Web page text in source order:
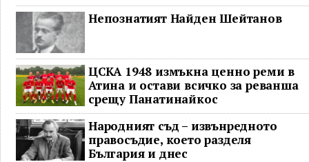
Непознатият Найден Шейтанов
ЦСКА 1948 измъкна ценно реми в
Атина и остави всичко за реванша
срещу Панатинайкос
Народният съд – извънредното
правосъдие, което разделя
България и днес